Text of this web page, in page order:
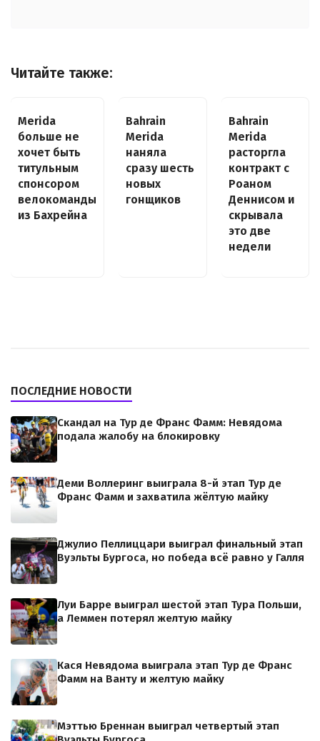
Читайте также:
Merida
больше не
хочет быть
титульным
спонсором
велокоманды
из Бахрейна
Bahrain
Merida
наняла
сразу шесть
новых
гонщиков
Bahrain
Merida
расторгла
контракт с
Роаном
Деннисом и
скрывала
это две
недели
ПОСЛЕДНИЕ НОВОСТИ
Скандал на Тур де Франс Фамм: Невядома
подала жалобу на блокировку
Деми Воллеринг выиграла 8-й этап Тур де
Франс Фамм и захватила жёлтую майку
Джулио Пеллиццари выиграл финальный этап
Вуэльты Бургоса, но победа всё равно у Галля
Луи Барре выиграл шестой этап Тура Польши,
а Леммен потерял желтую майку
Кася Невядома выиграла этап Тур де Франс
Фамм на Ванту и желтую майку
Мэттью Бреннан выиграл четвертый этап